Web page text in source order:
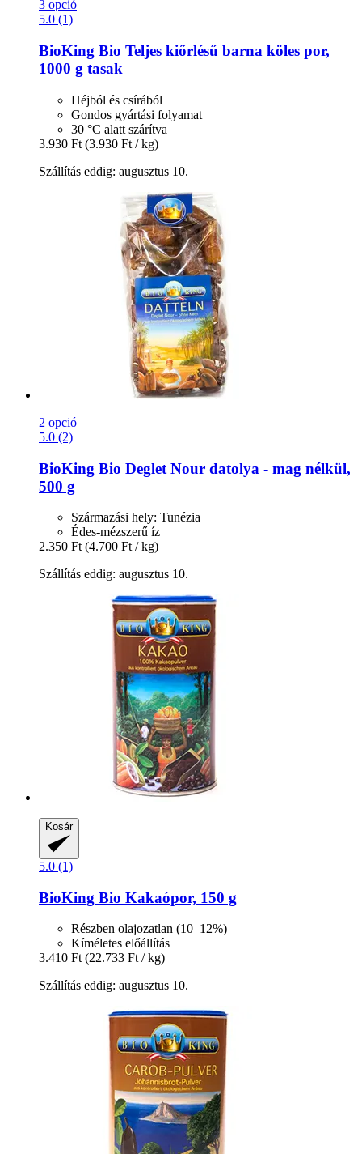
3 opció
5.0 (1)
BioKing Bio Teljes kiőrlésű barna köles por,
1000 g tasak
Héjból és csírából
Gondos gyártási folyamat
30 °C alatt szárítva
3.930 Ft (3.930 Ft / kg)
Szállítás eddig: augusztus 10.
2 opció
5.0 (2)
BioKing Bio Deglet Nour datolya -​ mag nélkül,
500 g
Származási hely: Tunézia
Édes-mézszerű íz
2.350 Ft (4.700 Ft / kg)
Szállítás eddig: augusztus 10.
Kosár
5.0 (1)
BioKing Bio Kakaópor, 150 g
Részben olajozatlan (10–12%)
Kíméletes előállítás
3.410 Ft (22.733 Ft / kg)
Szállítás eddig: augusztus 10.